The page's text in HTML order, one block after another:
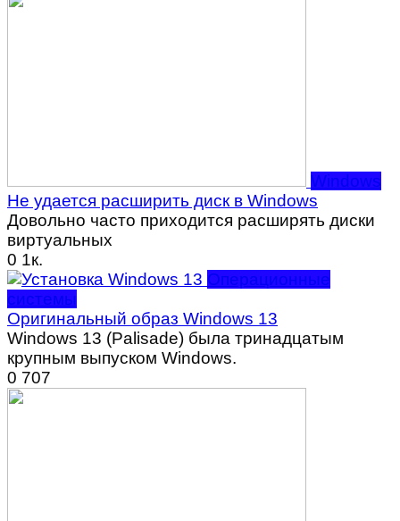
Windows
Не удается расширить диск в Windows
Довольно часто приходится расширять диски
виртуальных
0 1к.
Операционные
системы
Оригинальный образ Windows 13
Windows 13 (Palisade) была тринадцатым
крупным выпуском Windows.
0 707